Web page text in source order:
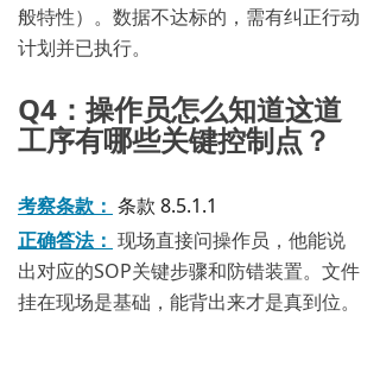
般特性）。数据不达标的，需有纠正行动
计划并已执行。
Q4：操作员怎么知道这道
工序有哪些关键控制点？
考察条款： 条款 8.5.1.1
正确答法： 现场直接问操作员，他能说
出对应的SOP关键步骤和防错装置。文件
挂在现场是基础，能背出来才是真到位。